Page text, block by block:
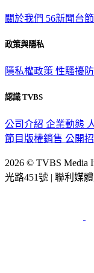
關於我們 56新聞台
政策與隱私
隱私權政策 性騷擾
認識 TVBS
公司介紹 企業動態
節目版權銷售 公開
2026 © TVBS Media
光路451號 | 聯利媒